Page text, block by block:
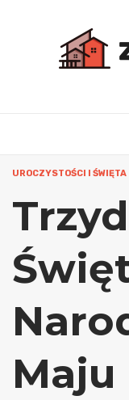
UROCZYSTOŚCI I ŚWIĘTA